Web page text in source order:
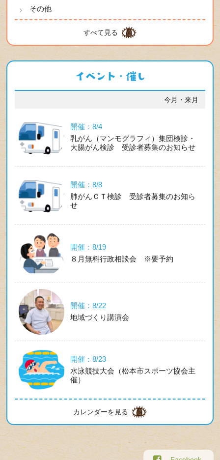
その他
すべて見る
今月・来月
開催：8/4
乳がん（マンモグラフィ）集団検診・
大腸がん検診 受診者募集のお知らせ
開催：8/8
肺がんＣＴ検診 受診者募集のお知ら
せ
開催：8/19
８月無料行政相談会 ※要予約
開催：8/22
地域づくり講演会
開催：8/23
水泳競技大会（松本市スポーツ協会主
催）
カレンダーを見る